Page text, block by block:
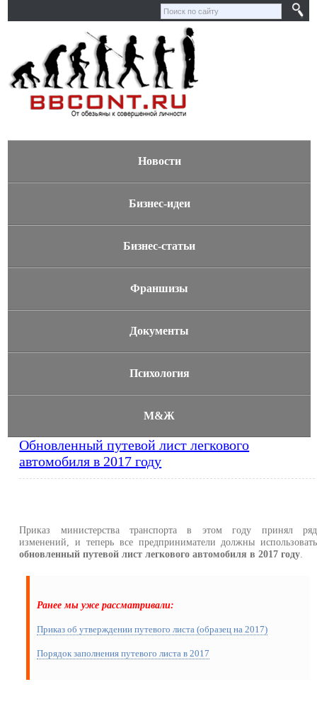
Новости
Бизнес-идеи
Бизнес-статьи
Франшизы
Документы
Психология
М&Ж
Обновленный путевой лист легкового
автомобиля в 2017 году
Приказ министерства транспорта в этом году принял ряд
изменений, и теперь все предприниматели должны использовать
обновленный путевой лист легкового автомобиля в 2017 году.
Ранее мы уже рассматривали:
Приказ об утверждении путевого листа (образец на 2017)
Порядок заполнения путевого листа в 2017